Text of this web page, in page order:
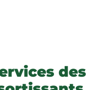
des